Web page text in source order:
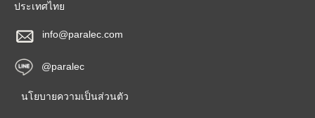
ประเทศไทย
info@paralec.com
@paralec
นโยบายความเป็นส่วนตัว